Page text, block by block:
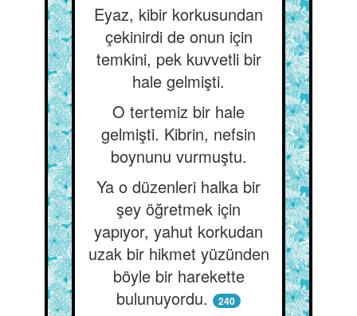
Eyaz, kibir korkusundan
çekinirdi de onun için
temkini, pek kuvvetli bir
hale gelmişti.
O tertemiz bir hale
gelmişti. Kibrin, nefsin
boynunu vurmuştu.
Ya o düzenleri halka bir
şey öğretmek için
yapıyor, yahut korkudan
uzak bir hikmet yüzünden
böyle bir harekette
bulunuyordu.
240